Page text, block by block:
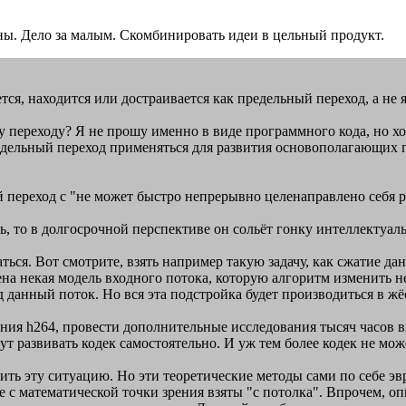
Дело за малым. Скомбинировать идеи в цельный продукт.
находится или достраивается как предельный переход, а не
Я не прошу именно в виде программного кода, но
переход применяться для развития основополагающих
с "не может быстро непрерывно целенаправлено себя
в долгосрочной перспективе он сольёт гонку
Вот смотрите, взять например такую задачу, как
некая модель входного потока, которую алгоритм
поток. Но вся эта подстройка будет производиться в
h264, провести дополнительные исследования тысяч
кодек самостоятельно. И уж тем более кодек не
эту ситуацию. Но эти теоретические методы сами по себе
математической точки зрения взяты "с потолка". Впрочем,